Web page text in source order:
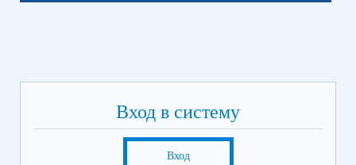
Вход в систему
Вход